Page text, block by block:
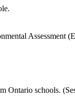
Assessment
Ontario schools.